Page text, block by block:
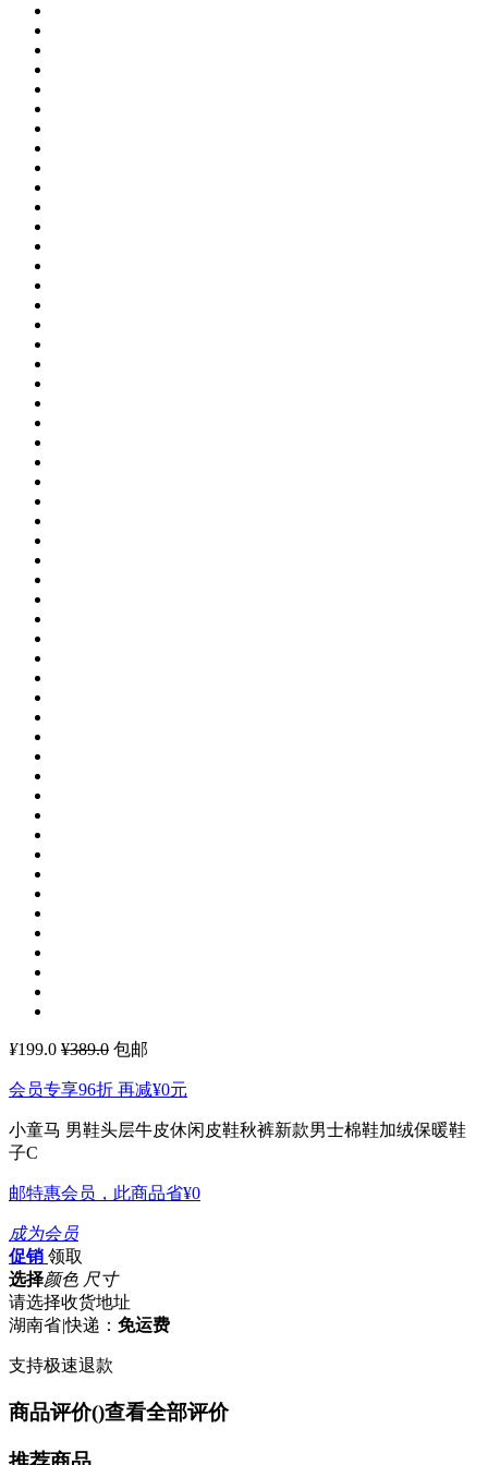
¥199.0 ¥389.0 包邮
会员专享96折 再减¥0元
小童马 男鞋头层牛皮休闲皮鞋秋裤新款男士棉鞋加绒保暖鞋
子C
邮特惠会员，此商品省¥0
成为会员
促销 领取
选择颜色 尺寸
请选择收货地址
湖南省|快递： 免运费
支持极速退款
商品评价()查看全部评价